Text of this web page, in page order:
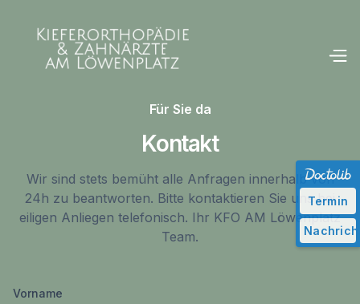
Termin
Für Sie da
Kontakt
Wir sind stets bemüht alle Anfragen innerhalb von
24h zu beantworten. Bitte kontaktieren Sie uns bei
eiligen Anliegen telefonisch. Ihr KFO AM Löwenplatz
Team.
Vorname